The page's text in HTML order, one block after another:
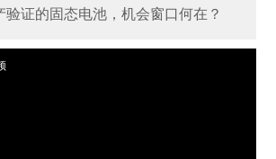
证的固态电池，机会窗口何在？